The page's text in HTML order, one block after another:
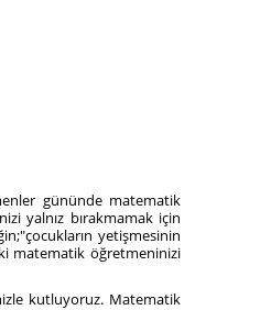
gününde matematik
yalnız bırakmamak için
yetişmesinin
matematik öğretmeninizi
kutluyoruz. Matematik